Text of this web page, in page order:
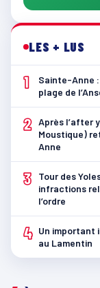
LES + LUS
1
Sainte-Anne
plage de
2 Après l’after
Moustique)
Anne
3
Tour des
infractions
l’ordre
4 Un important
au Lamentin